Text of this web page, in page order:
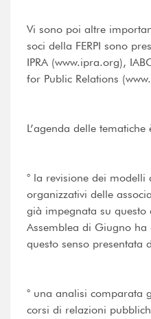
Vi sono poi altre
soci della FERPI sono
IPRA (www.ipra.org),
for Public Relations
L’agenda delle
° la revisione dei modelli
organizzativi delle
già impegnata su questo
Assemblea di Giugno
questo senso presentata
° una analisi comparata
corsi di relazioni